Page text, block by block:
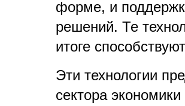
форме, и
решений. Те
итоге
Эти технологии
сектора